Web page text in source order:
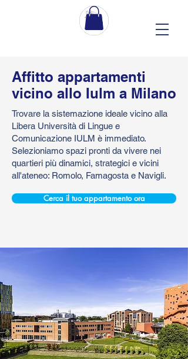
Affitto appartamenti
vicino allo Iulm a Milano
Trovare la sistemazione ideale vicino alla
Libera Università di Lingue e
Comunicazione IULM è immediato.
Selezioniamo spazi pronti da vivere nei
quartieri più dinamici, strategici e vicini
all'ateneo: Romolo, Famagosta e Navigli.
Cerca il tuo appartamento ora